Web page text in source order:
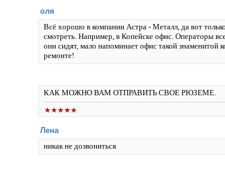
оля
Всё хорошо в компании Астра - Металл, да вот
смотреть. Например, в Копейске офис. Операторы
они сидят, мало напоминает офис такой знаменитой
ремонте!
КАК МОЖНО ВАМ ОТПРАВИТЬ СВОЕ РЮЗЕМЕ.
Лена
никак не дозвониться